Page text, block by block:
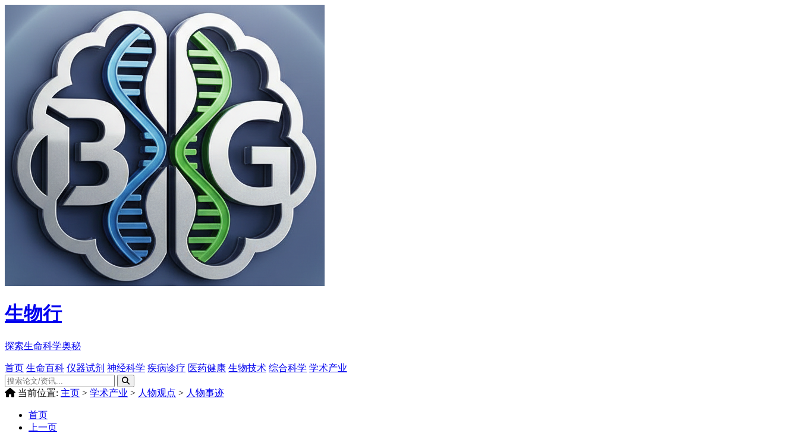
生物行
探索生命科学奥秘
首页 生命百科 仪器试剂 神经科学 疾病诊疗 医药健康 生物技术 综合科学 学术产业
当前位置: 主页 > 学术产业 > 人物观点 > 人物事迹
首页
上一页